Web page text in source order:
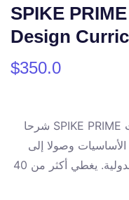
SPIKE
Design
$350.0
تتضمن المادة التدريبية الشاملة لروبوت SPIKE PRIME شرحا
الأساسيات وصولا إلى
تصميم روبوتات مخصصة للمسابقات الدولية. يغطي أكثر من 40